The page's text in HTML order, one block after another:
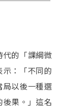
的「課綱微
：「不同的
以後一種選
果。」這名